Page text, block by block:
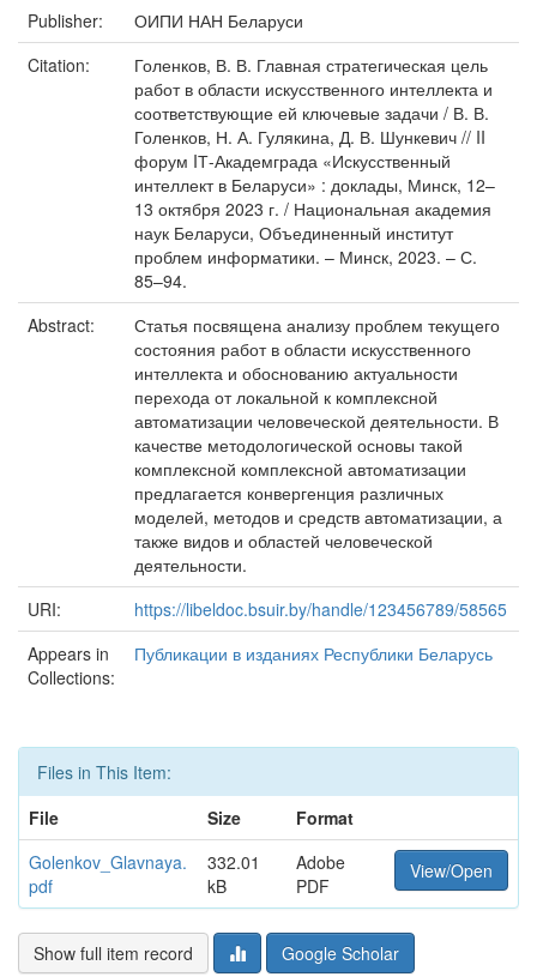
Publisher:
ОИПИ НАН Беларуси
Citation:
Голенков, В. В. Главная стратегическая цель
работ в области искусственного интеллекта и
соответствующие ей ключевые задачи / В. В.
Голенков, Н. А. Гулякина, Д. В. Шункевич // II
форум IТ-Академграда «Искусственный
интеллект в Беларуси» : доклады, Минск, 12–
13 октября 2023 г. / Национальная академия
наук Беларуси, Объединенный институт
проблем информатики. – Минск, 2023. – С.
85–94.
Abstract:
Статья посвящена анализу проблем текущего
состояния работ в области искусственного
интеллекта и обоснованию актуальности
перехода от локальной к комплексной
автоматизации человеческой деятельности. В
качестве методологической основы такой
комплексной комплексной автоматизации
предлагается конвергенция различных
моделей, методов и средств автоматизации, а
также видов и областей человеческой
деятельности.
URI:
https://libeldoc.bsuir.by/handle/123456789/58565
Appears in
Collections:
Публикации в изданиях Республики Беларусь
Files in This Item:
File
Size
Format
Golenkov_Glavnaya.
pdf
332.01
kB
Adobe
PDF
View/Open
Show full item record Google Scholar